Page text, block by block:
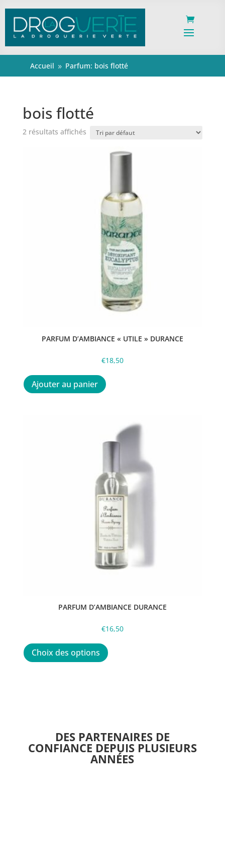
Accueil 9 Parfum: bois flotté
bois flotté
2 résultats affichés
PARFUM D’AMBIANCE « UTILE » DURANCE
€18,50
Ajouter au panier
PARFUM D’AMBIANCE DURANCE
€16,50
Choix des options
être
choisies
sur
DES PARTENAIRES DE
CONFIANCE DEPUIS PLUSIEURS
ANNÉES